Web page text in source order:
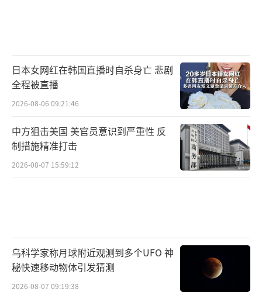
日本女网红在韩国直播时自杀身亡 悲剧
全程被直播
2026-08-06 09:21:46
中方狙击美国 美官员意识到严重性 反
制措施精准打击
2026-08-07 15:59:12
乌科学家称月球附近观测到多个UFO 神
秘快速移动物体引发猜测
2026-08-07 09:19:38